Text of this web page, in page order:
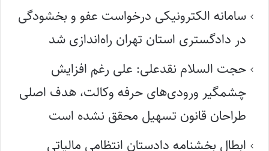
سامانه الکترونیکی درخواست عفو و بخشودگی
در دادگستری استان تهران راه‌اندازی شد
حجت السلام نقدعلی: علی رغم افزایش
چشمگیر ورودی‌های حرفه وکالت، هدف اصلی
طراحان قانون تسهیل محقق نشده است
ابطال بخشنامه دادستان انتظامی مالیاتی